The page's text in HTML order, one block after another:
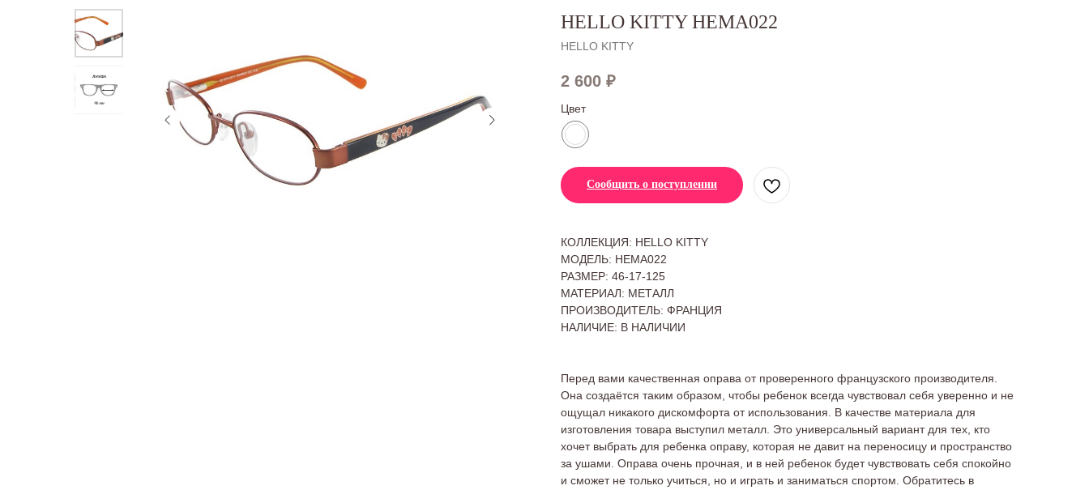
HELLO KITTY HEMA022
HELLO KITTY
2 600 ₽
Цвет
Сообщить о поступлении
КОЛЛЕКЦИЯ: HELLO KITTY
МОДЕЛЬ: HEMA022
РАЗМЕР: 46-17-125
МАТЕРИАЛ: МЕТАЛЛ
ПРОИЗВОДИТЕЛЬ: ФРАНЦИЯ
НАЛИЧИЕ: В НАЛИЧИИ
Перед вами качественная оправа от проверенного французского производителя.
Она создаётся таким образом, чтобы ребенок всегда чувствовал себя уверенно и не
ощущал никакого дискомфорта от использования. В качестве материала для
изготовления товара выступил металл. Это универсальный вариант для тех, кто
хочет выбрать для ребенка оправу, которая не давит на переносицу и пространство
за ушами. Оправа очень прочная, и в ней ребенок будет чувствовать себя спокойно
и сможет не только учиться, но и играть и заниматься спортом. Обратитесь в